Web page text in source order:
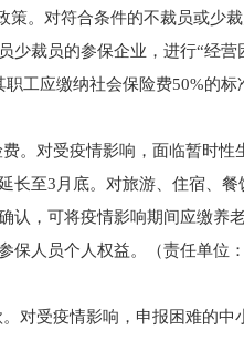
。对符合条件的不裁员或少裁
少裁员的参保企业，进行“经
职工应缴纳社会保险费50%的
对受疫情影响，面临暂时性
长至3月底。对旅游、住宿、
认，可将疫情影响期间应缴养
保人员个人权益。（责任单位
受疫情影响，申报困难的中